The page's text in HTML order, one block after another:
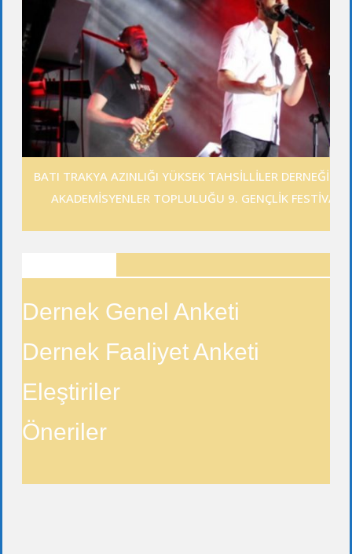
BATI TRAKYA AZINLIĞI YÜKSEK TAHSİLLİLER DERNEĞİ
AKADEMİSYENLER TOPLULUĞU 9. GENÇLİK FESTİVALİ
Dernek Genel Anketi
Dernek Faaliyet Anketi
Eleştiriler
Öneriler